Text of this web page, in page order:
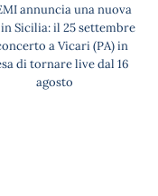
annuncia una nuova
Sicilia: il 25 settembre
a Vicari (PA) in
di tornare live dal 16
agosto